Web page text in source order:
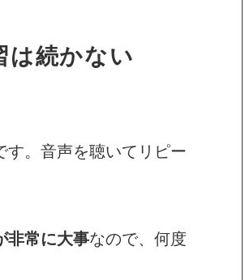
は続かない
す。音声を聴いてリピー
非常に大事なので、何度